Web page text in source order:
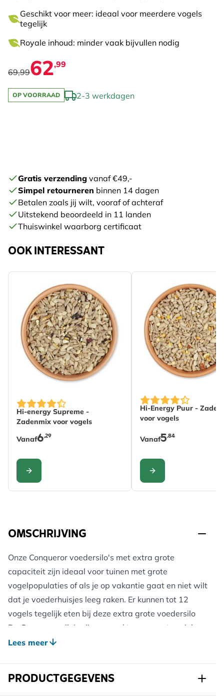
Geschikt voor meer: ideaal voor meerdere vogels
tegelijk
Royale inhoud: minder vaak bijvullen nodig
69,9962,99
OP VOORRAAD 2-3 werkdagen
Gratis verzending vanaf €49,-
Simpel retourneren binnen 14 dagen
Betalen zoals jij wilt, vooraf of achteraf
Uitstekend beoordeeld in 11 landen
Thuiswinkel waarborg certificaat
OOK INTERESSANT
Hi-energy Supreme -
Zadenmix voor vogels
De prijs is afhankelijk van de gekozen opties op de
Vanaf6,29
CONFIGURE
Hi-Energy Puur -
voor vogels
De prijs is afhankelijk
Vanaf5,84
CONFIGURE
OMSCHRIJVING
Onze Conqueror voedersilo's met extra grote
capaciteit zijn ideaal voor tuinen met grote
vogelpopulaties of als je op vakantie gaat en niet wilt
dat je voederhuisjes leeg raken. Er kunnen tot 12
vogels tegelijk eten bij deze extra grote voedersilo
De Conqueror silo's zijn gemaakt van gegoten zink
met poedercoating en sterke buizen van
jaar garantie op de Conqueror silo's.
Lees meer
PRODUCTGEGEVENS